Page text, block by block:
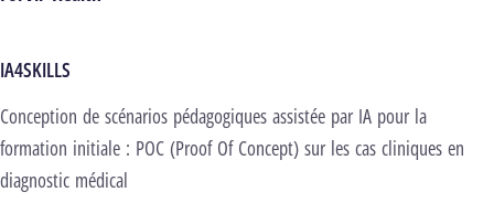
IA4SKILLS
Conception de scénarios pédagogiques assistée par IA pour la
formation initiale : POC (Proof Of Concept) sur les cas cliniques en
diagnostic médical